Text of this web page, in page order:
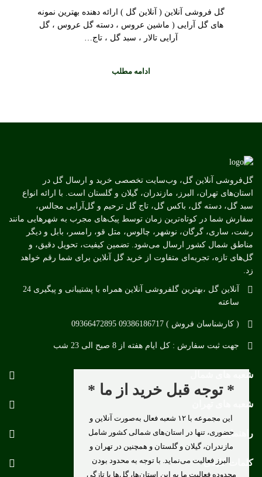
گل فروشی آنلاین ( آنلاین گل ) ارائه دهنده بهترین نمونه
های گل آرایی ( ماشین عروس ، دسته گل عروس ، گل
آرایی تالار ، سبد گل ، تاج…
ادامه مطلب
گل‌فروشی آنلاین گل، وب‌سایت تخصصی خرید و ارسال گل در
استان‌های تهران، البرز، مازندران، گیلان و گلستان است. با ارائه انواع
سبد گل، دسته گل، باکس گل، تاج گل ترحیم و گل‌آرایی مجالس،
سفارش شما در کوتاه‌ترین زمان توسط پیک‌های مجرب به شهرهایی مانند
رشت، ساری، گرگان، نوشهر، چالوس، متل قو، رامسر، بابل و دیگر
مناطق شمال کشور ارسال می‌شود. تضمین کیفیت، تحویل دقیق، و
گل‌های تازه، تجربه‌ای متفاوت از خرید گل آنلاین برای شما رقم خواهد
زد.
آنلاین گل ،بهترین گلفروشی آنلاین همراه با پشتیبانی و پیگیری 24
ساعته
( کارشناسان فروش ) 09386186717 09366472895
جهت ثبت سفارش : کل ایام هفته از 8 صبح الی 23 شب
شعبه های شمال
شعبه های تهران
راهنمایی
کلمات کلیدی
* توجه قبل خرید از ما *
این مجموعه با ۱۲ شعبه فعال به‌صورت آنلاین و
حضوری، تنها در استان‌های شمالی کشور شامل
مازندران، گیلان و گلستان و همچنین در تهران و
البرز فعالیت می‌نماید. با توجه به محدود بودن
محدوده فعالیت ما به این استان‌ها، گل‌ها با تازگی